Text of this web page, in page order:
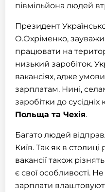
півмільйона людей
Президент
О.Охріменко,
працювати на
низький заробіток.
вакансіях, адже
зарплатам. Нині,
заробітки до
Польща та Чехія.
Багато людей
Київ. Так як в столиці
вакансії також
є свої особливості.
зарплати